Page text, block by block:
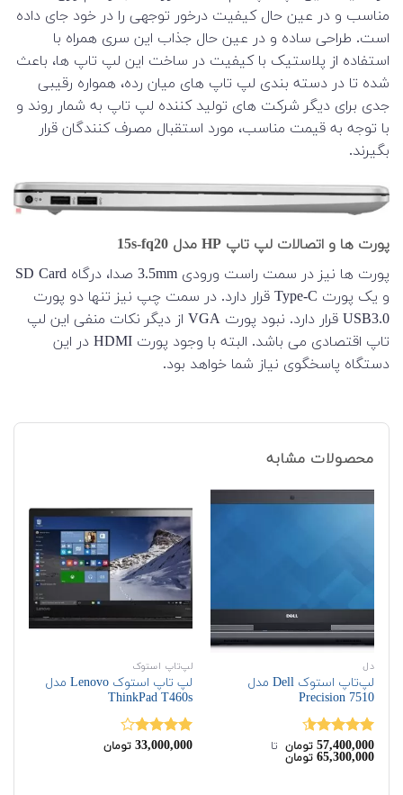
مناسب و در عین حال کیفیت درخور توجهی را در خود جای داده
است. طراحی ساده و در عین حال جذاب این سری همراه با
استفاده از پلاستیک با کیفیت در ساخت این لپ تاپ ها، باعث
شده تا در دسته بندی لپ تاپ های میان رده، همواره رقیبی
جدی برای دیگر شرکت های تولید کننده لپ تاپ به شمار روند و
با توجه به قیمت مناسب، مورد استقبال مصرف کنندگان قرار
بگیرند.
پورت ها و اتصالات لپ تاپ HP مدل 15s-fq20
پورت ها نیز در سمت راست ورودی 3.5mm صدا، درگاه SD Card
و یک پورت Type-C قرار دارد. در سمت چپ نیز تنها دو پورت
USB3.0 قرار دارد. نبود پورت VGA از دیگر نکات منفی این لپ
تاپ اقتصادی می باشد. البته با وجود پورت HDMI در این
دستگاه پاسخگوی نیاز شما خواهد بود.
محصولات مشابه
دل
لپ‌تاپ استوک Dell مدل
Precision 7510
نمره4.50
از 5
57,400,000 تومان‌ تا ‌
65,300,000 تومان
لپ‌تاپ استوک
لپ تاپ استوک Lenovo مدل
ThinkPad T460s
نمره
33,000,000 تومان